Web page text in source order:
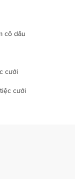
cô dâu
cưới
cưới